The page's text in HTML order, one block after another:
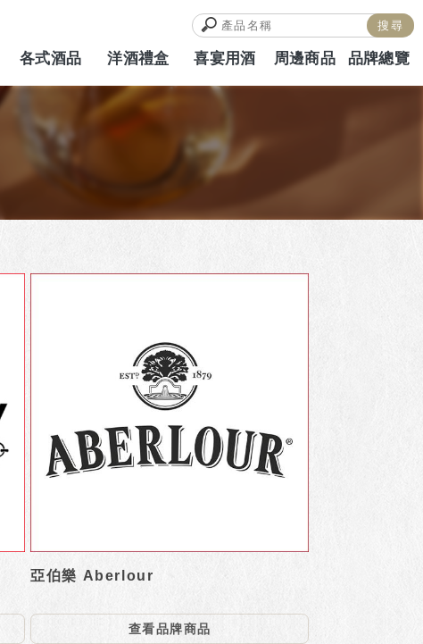
各式酒品 洋酒禮盒
HAMPERS
喜宴用酒
WEDDING
周邊商品 品牌總覽
亞伯樂 Aberlour
查看品牌商品